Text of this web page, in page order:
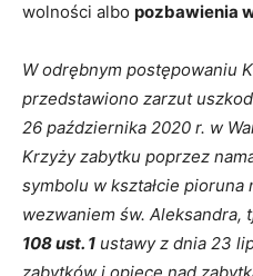
wolności albo pozbawienia
W odrębnym postępowaniu
przedstawiono zarzut
26 października 2020 r. w
Krzyży zabytku poprzez
symbolu w kształcie pioruna
wezwaniem św. Aleksandra,
108 ust. 1 ustawy z dnia 23